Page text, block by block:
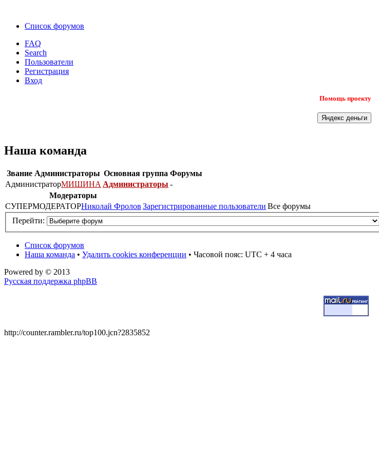
Список форумов
FAQ
Search
Пользователи
Регистрация
Вход
Помощь проекту
Наша команда
Звание Администраторы Основная группа Форумы
АдминистраторМИШИНА Администраторы -
Модераторы
СУПЕРМОДЕРАТОРНиколай Фролов Зарегистрированные пользователи Все форумы
Перейти:
Список форумов
Наша команда • Удалить cookies конференции • Часовой пояс: UTC + 4 часа
Powered by © 2013
Русская поддержка phpBB
http://counter.rambler.ru/top100.jcn?2835852